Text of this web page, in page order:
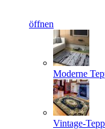
öffnen
Moderne
Vintage-